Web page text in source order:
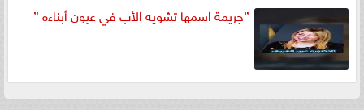
”جريمة اسمها تشويه الأب في عيون أبناءه ”